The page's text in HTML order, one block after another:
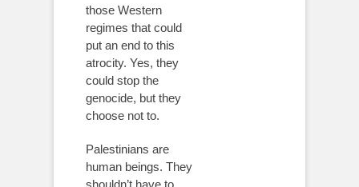
those Western
regimes that could
put an end to this
atrocity. Yes, they
could stop the
genocide, but they
choose not to.
Palestinians are
human beings. They
shouldn’t have to